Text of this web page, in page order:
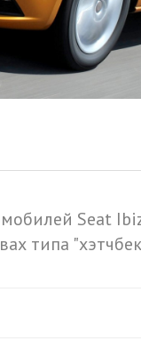
Seat
типа